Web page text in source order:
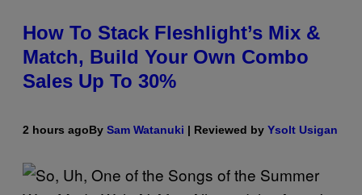
How To Stack Fleshlight’s Mix &
Match, Build Your Own Combo
Sales Up To 30%
2 hours agoBy Sam Watanuki | Reviewed by Ysolt Usigan